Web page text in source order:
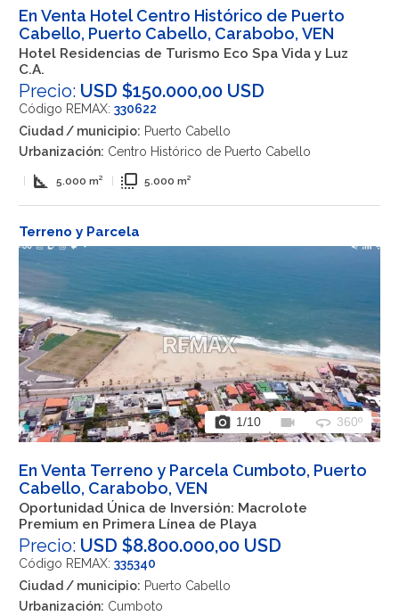
En Venta Hotel Centro Histórico de Puerto
Cabello, Puerto Cabello, Carabobo, VEN
Hotel Residencias de Turismo Eco Spa Vida y Luz
C.A.
Precio: USD $150.000,00 USD
Código REMAX: 330622
Ciudad / municipio: Puerto Cabello
Urbanización: Centro Histórico de Puerto Cabello
square_foot 5.000 m² flip_to_front 5.000 m²
Terreno y Parcela
photo_camera 1/10 videocam 360 360º
En Venta Terreno y Parcela Cumboto, Puerto
Cabello, Carabobo, VEN
Oportunidad Única de Inversión: Macrolote
Premium en Primera Línea de Playa
Precio: USD $8.800.000,00 USD
Código REMAX: 335340
Ciudad / municipio: Puerto Cabello
Urbanización: Cumboto